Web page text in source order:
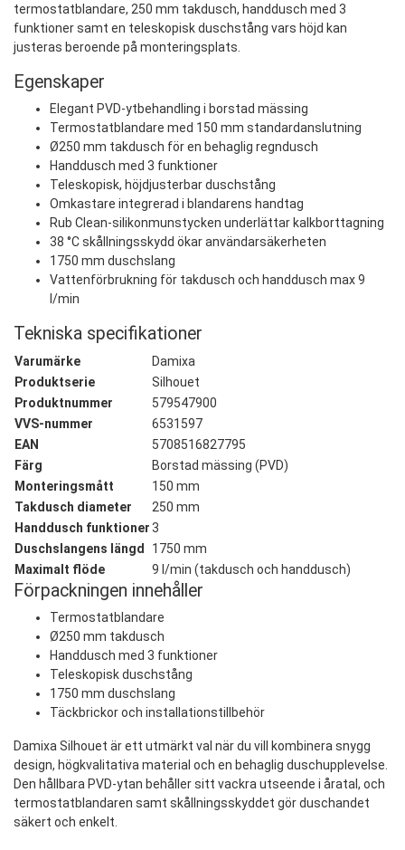
termostatblandare, 250 mm takdusch, handdusch med 3
funktioner samt en teleskopisk duschstång vars höjd kan
justeras beroende på monteringsplats.
Egenskaper
Elegant PVD-ytbehandling i borstad mässing
Termostatblandare med 150 mm standardanslutning
Ø250 mm takdusch för en behaglig regndusch
Handdusch med 3 funktioner
Teleskopisk, höjdjusterbar duschstång
Omkastare integrerad i blandarens handtag
Rub Clean-silikonmunstycken underlättar kalkborttagning
38 °C skållningsskydd ökar användarsäkerheten
1750 mm duschslang
Vattenförbrukning för takdusch och handdusch max 9
l/min
Tekniska specifikationer
Varumärke
Damixa
Produktserie
Silhouet
Produktnummer
579547900
VVS-nummer
6531597
EAN
5708516827795
Färg
Borstad mässing (PVD)
Monteringsmått
150 mm
Takdusch diameter
250 mm
Handdusch funktioner3
Duschslangens längd
1750 mm
Maximalt flöde
9 l/min (takdusch och handdusch)
Förpackningen innehåller
Termostatblandare
Ø250 mm takdusch
Handdusch med 3 funktioner
Teleskopisk duschstång
1750 mm duschslang
Täckbrickor och installationstillbehör
Damixa Silhouet är ett utmärkt val när du vill kombinera snygg
design, högkvalitativa material och en behaglig duschupplevelse.
Den hållbara PVD-ytan behåller sitt vackra utseende i åratal, och
termostatblandaren samt skållningsskyddet gör duschandet
säkert och enkelt.